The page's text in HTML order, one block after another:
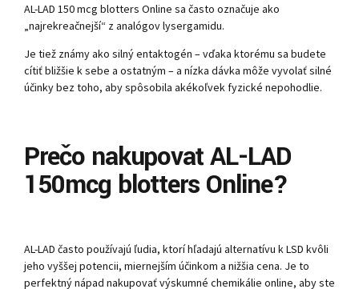
AL-LAD 150 mcg blotters Online sa často označuje ako
„najrekreačnejší“ z analógov lysergamidu.
Je tiež známy ako silný entaktogén – vďaka ktorému sa budete
cítiť bližšie k sebe a ostatným – a nízka dávka môže vyvolať silné
účinky bez toho, aby spôsobila akékoľvek fyzické nepohodlie.
Prečo nakupovať AL-LAD
150mcg blotters Online?
AL-LAD často používajú ľudia, ktorí hľadajú alternatívu k LSD kvôli
jeho vyššej potencii, miernejším účinkom a nižšia cena. Je to
perfektný nápad nakupovať výskumné chemikálie online, aby ste